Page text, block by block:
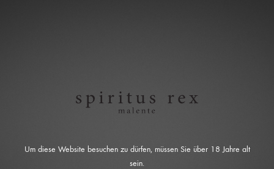
Um diese Website besuchen zu dürfen, müssen Sie über 18 Jahre alt
sein.